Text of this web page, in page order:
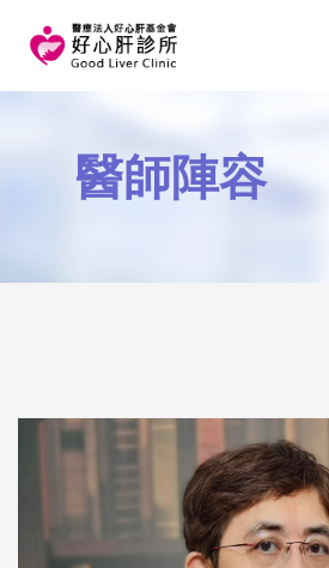
醫師陣容